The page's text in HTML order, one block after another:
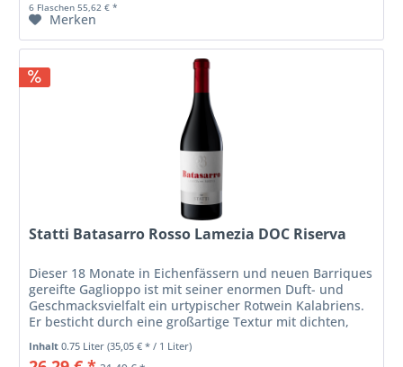
6 Flaschen 55,62 € *
Merken
Statti Batasarro Rosso Lamezia DOC Riserva
Dieser 18 Monate in Eichenfässern und neuen Barriques
gereifte Gaglioppo ist mit seiner enormen Duft- und
Geschmacksvielfalt ein urtypischer Rotwein Kalabriens.
Er besticht durch eine großartige Textur mit dichten,
Inhalt0.75 Liter(35,05 € * / 1 Liter)